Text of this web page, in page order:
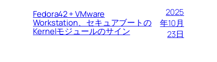
Fedora42 + VMware
Workstation、セキュアブートの
Kernelモジュールのサイン
2025
年10月
23日